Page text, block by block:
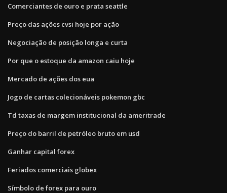
Comerciantes de ouro e prata seattle
Preço das ações cvsi hoje por ação
Negociação de posição longa e curta
Por que o estoque da amazon caiu hoje
Mercado de ações dos eua
Jogo de cartas colecionáveis ​​pokemon gbc
Td taxas de margem institucional da ameritrade
Preço do barril de petróleo bruto em usd
Ganhar capital forex
Feriados comerciais globex
Símbolo de forex para ouro